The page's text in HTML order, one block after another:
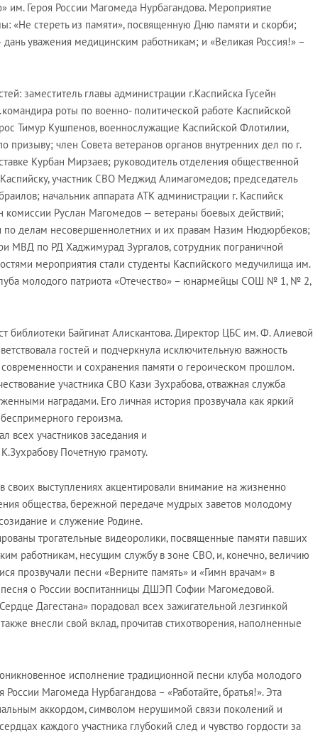
им. Героя России Магомеда Нурбагандова. Мероприятие
«Не стереть из памяти», посвященную Дню памяти и скорби;
уважения медицинским работникам; и «Великая Россия!» –
заместитель главы администрации г.Каспийска Гусейн
роты по военно- политической работе Каспийской
Тимур Кушпенов, военнослужащие Каспийской Флотилии,
призыву; член Совета ветеранов органов внутренних дел по г.
Курбан Мирзаев; руководитель отделения общественной
участник СВО Меджид Алимагомедов; председатель
начальник аппарата АТК администрации г. Каспийск
комиссии Руслан Магомедов — ветераны боевых действий;
по делам несовершеннолетних и их правам Назим Нюдюрбеков;
МВД по РД Хаджимурад Зургалов, сотрудник пограничной
мероприятия стали студенты Каспийского медучилища им.
молодого патриота «Отечество» – юнармейцы СОШ № 1, № 2,
библиотеки Байгинат Алискантова. Директор ЦБС им. Ф. Алиевой
гостей и подчеркнула исключительную важность
и сохранения памяти о героическом прошлом.
участника СВО Кази Зухрабова, отважная служба
наградами. Его личная история прозвучала как яркий
героизма.
всех участников заседания и
Почетную грамоту.
своих выступлениях акцентировали внимание на жизненно
общества, бережной передаче мудрых заветов молодому
и служение Родине.
трогательные видеоролики, посвященные памяти павших
работникам, несущим службу в зоне СВО, и, конечно, величию
прозвучали песни «Верните память» и «Гимн врачам» в
о России воспитанницы ДШЭП Софии Магомедовой.
Дагестана» порадовал всех зажигательной лезгинкой
внесли свой вклад, прочитав стихотворения, наполненные
исполнение традиционной песни клуба молодого
России Магомеда Нурбагандова – «Работайте, братья!». Эта
аккордом, символом нерушимой связи поколений и
каждого участника глубокий след и чувство гордости за